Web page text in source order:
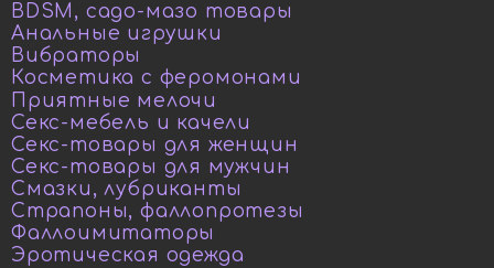
BDSM, садо-мазо товары
Анальные игрушки
Вибраторы
Косметика с феромонами
Приятные мелочи
Секс-мебель и качели
Секс-товары для женщин
Секс-товары для мужчин
Смазки, лубриканты
Страпоны, фаллопротезы
Фаллоимитаторы
Эротическая одежда